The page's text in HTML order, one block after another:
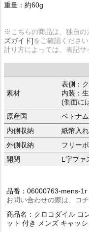
重量：約60g
※こちらの商品は、独自の
ズガイド]をご確認ください
計り方によっては、表記サ
素材
表側：
内装：
(側面に
原産国
ベトナ
内側収納
紙幣入
外側収納
フリー
開閉
L字ファ
品番：06000763-mens-1r
お問い合わせの際は、コ
商品名：クロコダイル コ
ット 付き メンズ キャッ